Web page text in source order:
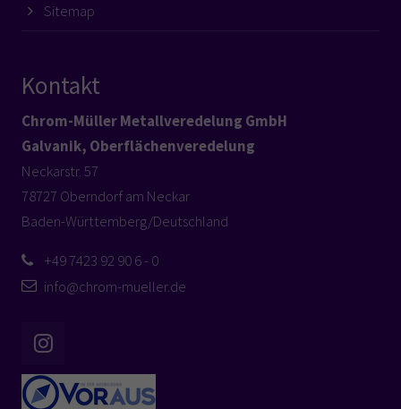
Sitemap
Kontakt
Chrom-Müller Metallveredelung GmbH
Galvanik, Oberflächenveredelung
Neckarstr. 57
78727 Oberndorf am Neckar
Baden-Württemberg/Deutschland
+49 7423 92 90 6 - 0
info@chrom-mueller.de